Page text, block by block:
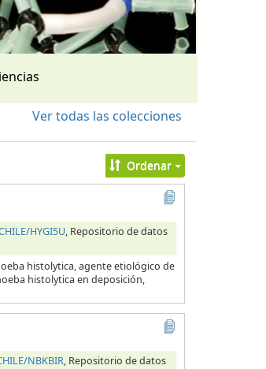
Ver todas las colecciones
Ordenar
HYGI5U, Repositorio de datos
histolytica, agente etiológico de
histolytica en deposición,
NBKBIR, Repositorio de datos